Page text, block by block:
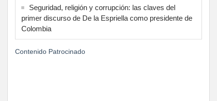
Seguridad, religión y corrupción: las claves del
primer discurso de De la Espriella como presidente de
Colombia
Contenido Patrocinado